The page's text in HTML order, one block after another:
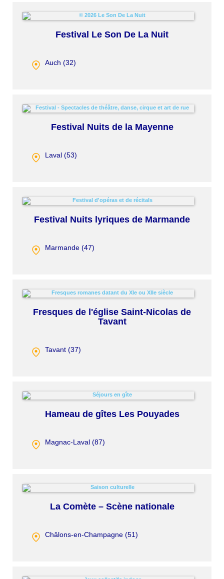
Festival Le Son De La Nuit
Auch (32)
Festival Nuits de la Mayenne
Laval (53)
Festival Nuits lyriques de Marmande
Marmande (47)
Fresques de l'église Saint-Nicolas de
Tavant
Tavant (37)
Hameau de gîtes Les Pouyades
Magnac-Laval (87)
La Comète – Scène nationale
Châlons-en-Champagne (51)